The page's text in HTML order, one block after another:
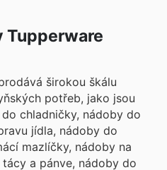
Tupperware
širokou škálu
potřeb, jako jsou
chladničky, nádoby do
jídla, nádoby do
mazlíčky, nádoby na
a pánve, nádoby do